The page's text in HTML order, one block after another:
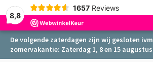
8,8
1657 Reviews
De volgende zaterdagen zijn wij gesloten ivm
zomervakantie: Zaterdag 1, 8 en 15 augustus